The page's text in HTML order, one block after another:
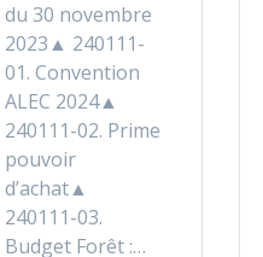
du 30 novembre
2023▲ 240111-
01. Convention
ALEC 2024▲
240111-02. Prime
pouvoir
d’achat▲
240111-03.
Budget Forêt :…